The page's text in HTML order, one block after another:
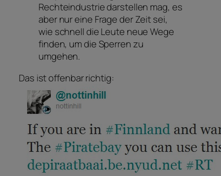
Rechteindustrie darstellen mag, es
aber nur eine Frage der Zeit sei,
wie schnell die Leute neue Wege
finden, um die Sperren zu
umgehen.
Das ist offenbar richtig: